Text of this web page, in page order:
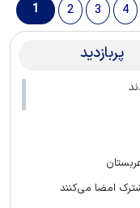
1 2 3 4
پربازدید
امضا می‌کنند